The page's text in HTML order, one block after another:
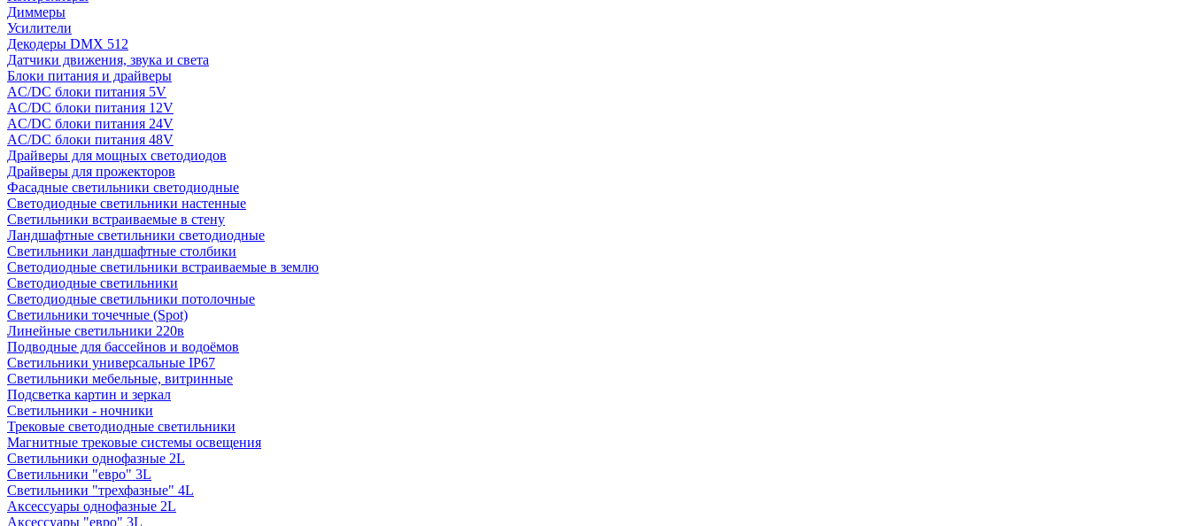
Диммеры
Усилители
Декодеры DMX 512
Датчики движения, звука и света
Блоки питания и драйверы
AC/DC блоки питания 5V
AC/DC блоки питания 12V
AC/DC блоки питания 24V
AC/DC блоки питания 48V
Драйверы для мощных светодиодов
Драйверы для прожекторов
Фасадные светильники светодиодные
Светодиодные светильники настенные
Светильники встраиваемые в стену
Ландшафтные светильники светодиодные
Светильники ландшафтные столбики
Светодиодные светильники встраиваемые в землю
Светодиодные светильники
Светодиодные светильники потолочные
Светильники точечные (Spot)
Линейные светильники 220в
Подводные для бассейнов и водоёмов
Светильники универсальные IP67
Светильники мебельные, витринные
Подсветка картин и зеркал
Светильники - ночники
Трековые светодиодные светильники
Магнитные трековые системы освещения
Светильники однофазные 2L
Светильники "евро" 3L
Светильники "трехфазные" 4L
Аксессуары однофазные 2L
Аксессуары "евро" 3L